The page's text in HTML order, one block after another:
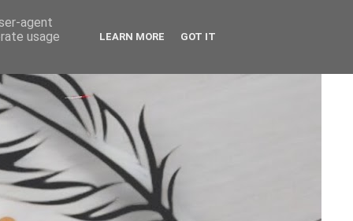
agent
usage
LEARN MORE GOT IT